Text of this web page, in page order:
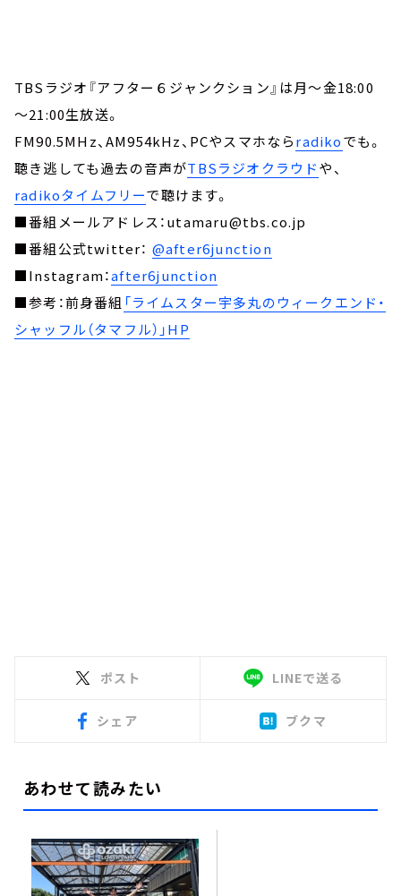
TBSラジオ『アフター６ジャンクション』は月～金18:00
～21:00生放送。
FM90.5MHz、AM954kHz、PCやスマホならradikoでも。
聴き逃しても過去の音声がTBSラジオクラウドや、
radikoタイムフリーで聴けます。
■番組メールアドレス：utamaru@tbs.co.jp
■番組公式twitter： @after6junction
■Instagram：after6junction
■参考：前身番組 「ライムスター宇多丸のウィークエンド・
シャッフル（タマフル）」HP
ポスト LINEで送る
シェア ブクマ
あわせて読みたい